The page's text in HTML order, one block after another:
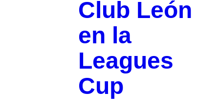
Club León
en la
Leagues
Cup